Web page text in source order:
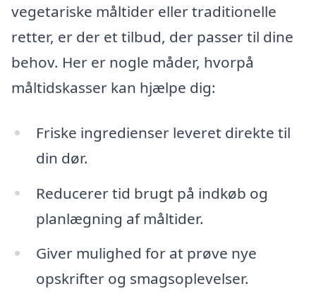
vegetariske måltider eller traditionelle
retter, er der et tilbud, der passer til dine
behov. Her er nogle måder, hvorpå
måltidskasser kan hjælpe dig:
Friske ingredienser leveret direkte til
din dør.
Reducerer tid brugt på indkøb og
planlægning af måltider.
Giver mulighed for at prøve nye
opskrifter og smagsoplevelser.